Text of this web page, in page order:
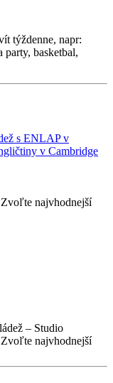
týždenne, napr:
party, basketbal,
najvhodnejší
– Studio
najvhodnejší